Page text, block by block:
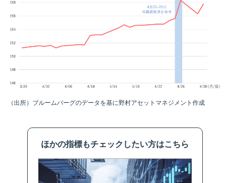
（出所）ブルームバーグのデータを基に野村アセットマネジメント作成
ほかの指標もチェックしたい方はこちら